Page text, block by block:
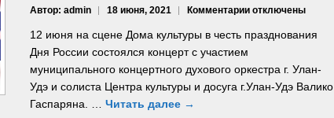
Автор: admin 18 июня, 2021 Комментариик
«Великая
Россия!»
отключены
12 июня на сцене Дома культуры в честь празднования
Дня России состоялся концерт с участием
муниципального концертного духового оркестра г. Улан-
Удэ и солиста Центра культуры и досуга г.Улан-Удэ Валико
Гаспаряна. … Читать далее →